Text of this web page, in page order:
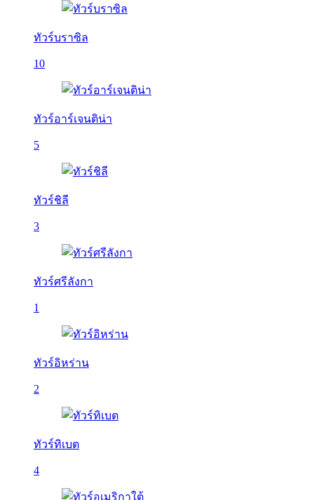
ทัวร์บราซิล
10
ทัวร์อาร์เจนติน่า
5
ทัวร์ชิลี
3
ทัวร์ศรีลังกา
1
ทัวร์อิหร่าน
2
ทัวร์ทิเบต
4